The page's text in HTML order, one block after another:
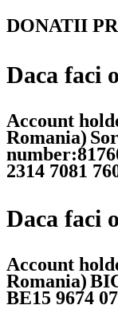
DONATII
Daca faci
Account
Romania)
2314 7081
Daca faci
Account
Romania)
BE15 9674